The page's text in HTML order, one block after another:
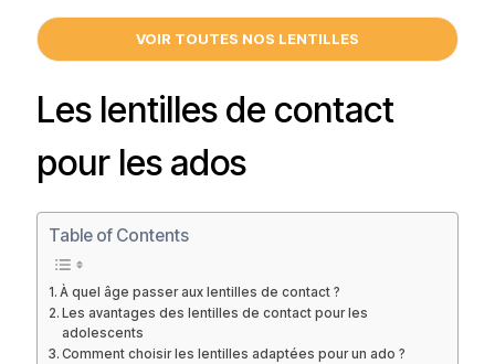
VOIR TOUTES NOS LENTILLES
Les lentilles de contact
pour les ados
Table of Contents
À quel âge passer aux lentilles de contact ?
Les avantages des lentilles de contact pour les
adolescents
Comment choisir les lentilles adaptées pour un ado ?